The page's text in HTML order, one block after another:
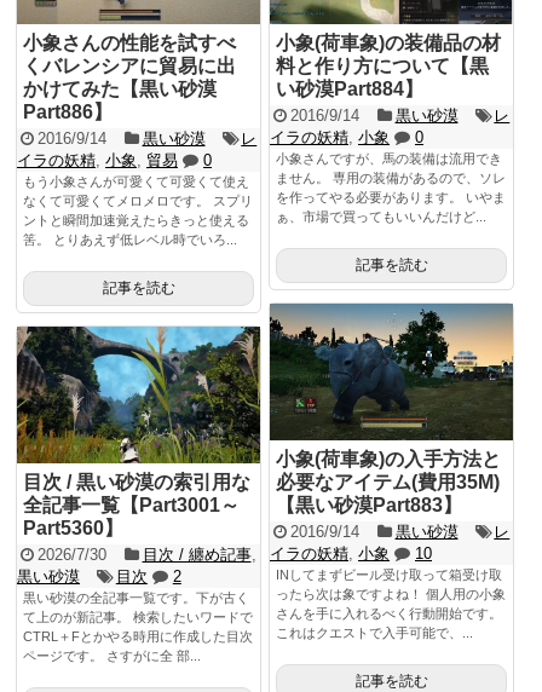
小象さんの性能を試すべ
くバレンシアに貿易に出
かけてみた【黒い砂漠
Part886】
2016/9/14 黒い砂漠
レ
イラの妖精, 小象, 貿易 0
もう小象さんが可愛くて可愛くて使え
なくて可愛くてメロメロです。 スプリ
ントと瞬間加速覚えたらきっと使える
筈。 とりあえず低レベル時でいろ...
記事を読む
小象(荷車象)の装備品の材
料と作り方について【黒
い砂漠Part884】
2016/9/14 黒い砂漠
レ
イラの妖精, 小象 0
小象さんですが、馬の装備は流用でき
ません。 専用の装備があるので、ソレ
を作ってやる必要があります。 いやま
ぁ、市場で買ってもいいんだけど...
記事を読む
小象(荷車象)の入手方法と
必要なアイテム(費用35M)
【黒い砂漠Part883】
2016/9/14 黒い砂漠
レ
イラの妖精, 小象 10
INしてまずビール受け取って箱受け取
ったら次は象ですよね！ 個人用の小象
さんを手に入れるべく行動開始です。
これはクエストで入手可能で、...
記事を読む
目次 / 黒い砂漠の索引用な
全記事一覧【Part3001～
Part5360】
2026/7/30 目次 / 纏め記事,
黒い砂漠
目次 2
黒い砂漠の全記事一覧です。下が古く
て上のが新記事。 検索したいワードで
CTRL＋Fとかやる時用に作成した目次
ページです。 さすがに全 部...